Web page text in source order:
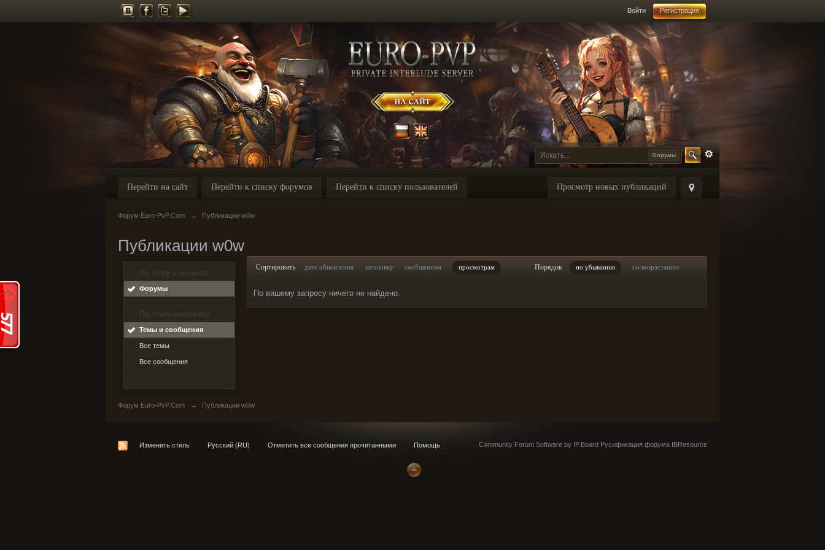
Войти Регистрация
Форумы
Просмотр новых публикаций
Перейти на сайт Перейти к списку форумов Перейти к списку пользователей
Форум Euro-PvP.Com → Публикации w0w
Публикации w0w
По типу контента
Форумы
По пользователю
Темы и сообщения
Все темы
Все сообщения
Сортировать дате обновления заголовку сообщениям просмотрам Порядок по убыванию по возрастанию
По вашему запросу ничего не найдено.
Форум Euro-PvP.Com → Публикации w0w
Изменить стиль Русский (RU) Отметить все сообщения прочитанными Помощь Community Forum Software by IP.Board Русификация форума IBResource